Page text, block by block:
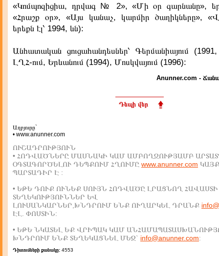
«Կոմպոզիցիա, դրվագ № 2», «Մի օր գարնանը»,
«Հրաշք օր», «Այս կանաչ, կարմիր ծաղիկները»,
երեքն էլ՝ 1994, ևն):
Անհատական ցուցահանդեսներ՝ Գերմանիայում
ԼՂՀ-ում, Երևանում (1994), Մոսկվայում (1996):
Anunner.com -
Դեպի վեր
Աղբյուրը`
• www.anunner.com
ՈՒՇԱԴՐՈՒԹՅՈՒՆ
• ՀՈԴՎԱԾՆԵՐԸ ՄԱՍՆԱԿԻ ԿԱՄ ԱՄԲՈՂՋՈՒԹՅԱՄԲ
ՕԳՏԱԳՈՐԾԵԼՈՒ ԴԵՊՔՈՒՄ ՀՂՈՒՄԸ www.anunner.com
ՊԱՐՏԱԴԻՐ Է :
• ԵԹԵ ԴՈՒՔ ՈՒՆԵՔ ՍՈՒՅՆ ՀՈԴՎԱԾԸ ԼՐԱՑՆՈՂ ՀԱՎԱՍՏԻ
ՏԵՂԵԿՈՒԹՅՈՒՆՆԵՐ ԵՎ
ԼՈՒՍԱՆԿԱՐՆԵՐ,ԽՆԴՐՈՒՄ ԵՆՔ ՈՒՂԱՐԿԵԼ ԴՐԱՆՔ
ԷԼ. ՓՈՍՏԻՆ:
• ԵԹԵ ՆԿԱՏԵԼ ԵՔ ՎՐԻՊԱԿ ԿԱՄ
ԽՆԴՐՈՒՄ ԵՆՔ ՏԵՂԵԿԱՑՆԵԼ ՄԵԶ` info@anunner.com:
Դիտումների քանակը: 4553